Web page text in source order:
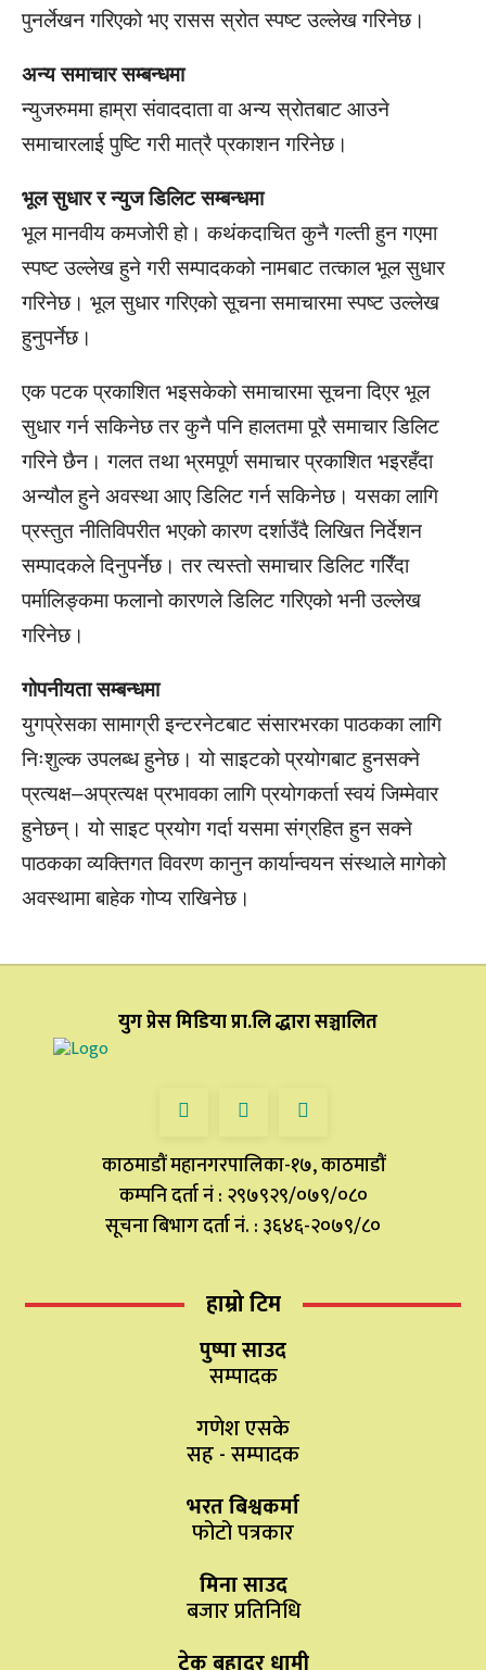
पुनर्लेखन गरिएको भए रासस स्रोत स्पष्ट उल्लेख गरिनेछ।
अन्य समाचार सम्बन्धमा
न्युजरुममा हाम्रा स‍ंवाददाता वा अन्य स्रोतबाट आउने
समाचारलाई पुष्टि गरी मात्रै प्रकाशन गरिनेछ।
भूल सुधार र न्युज डिलिट सम्बन्धमा
भूल मानवीय कमजोरी हो। कथ‍ंकदाचित कुनै गल्ती हुन गएमा
स्पष्ट उल्लेख हुने गरी सम्पादकको नामबाट तत्काल भूल सुधार
गरिनेछ। भूल सुधार गरिएको सूचना समाचारमा स्पष्ट उल्लेख
हुनुपर्नेछ।
एक पटक प्रकाशित भइसकेको समाचारमा सूचना दिएर भूल
सुधार गर्न सकिनेछ तर कुनै पनि हालतमा पूरै समाचार डिलिट
गरिने छैन। गलत तथा भ्रमपूर्ण समाचार प्रकाशित भइरहँदा
अन्यौल हुने अवस्था आए डिलिट गर्न सकिनेछ। यसका लागि
प्रस्तुत नीतिविपरीत भएको कारण दर्शाउँदै लिखित निर्देशन
सम्पादकले दिनुपर्नेछ। तर त्यस्तो समाचार डिलिट गरिँदा
पर्मालिङ्कमा फलानो कारणले डिलिट गरिएको भनी उल्लेख
गरिनेछ।
गोपनीयता सम्बन्धमा
युगप्रेसका सामाग्री इन्टरनेटबाट संसारभरका पाठकका लागि
निःशुल्क उपलब्ध हुनेछ। यो साइटको प्रयोगबाट हुनसक्ने
प्रत्यक्ष–अप्रत्यक्ष प्रभावका लागि प्रयोगकर्ता स्वयं जिम्मेवार
हुनेछन्। यो साइट प्रयोग गर्दा यसमा संग्रहित हुन सक्ने
पाठकका व्यक्तिगत विवरण कानुन कार्यान्वयन संस्थाले मागेको
अवस्थामा बाहेक गोप्य राखिनेछ।
युग प्रेस मिडिया प्रा.लि द्धारा सञ्चालित
काठमाडौं महानगरपालिका-१७, काठमाडौं
कम्पनि दर्ता नं : २९७९२९/०७९/०८०
सूचना बिभाग दर्ता नं. : ३६४६-२०७९/८०
हाम्रो टिम
पुष्पा साउद
सम्पादक
गणेश एसके
सह - सम्पादक
भरत बिश्वकर्मा
फोटो पत्रकार
मिना साउद
बजार प्रतिनिधि